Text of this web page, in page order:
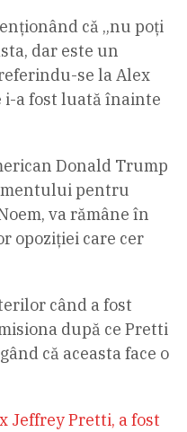
că „nu poți
dar este un
se la Alex
i-a fost luată înainte
Donald Trump
pentru
va rămâne în
opoziției care cer
când a fost
după ce Pretti
că aceasta face o
Jeffrey Pretti, a fost